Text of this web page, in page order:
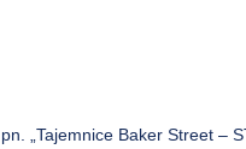
„Tajemnice Baker Street –